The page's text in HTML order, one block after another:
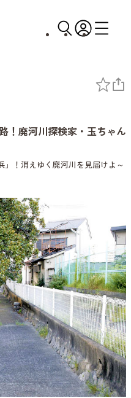
！廃河川探検家・玉ちゃん
」！消えゆく廃河川を見届けよ～